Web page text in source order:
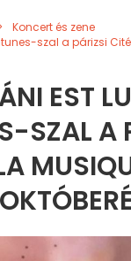
Koncert és zene
szal a párizsi
EST
SZAL A